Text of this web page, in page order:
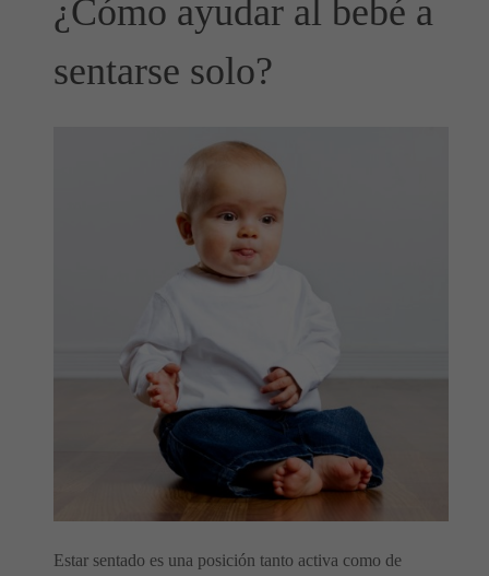
¿Cómo ayudar al bebé a
sentarse solo?
Estar sentado es una posición tanto activa como de